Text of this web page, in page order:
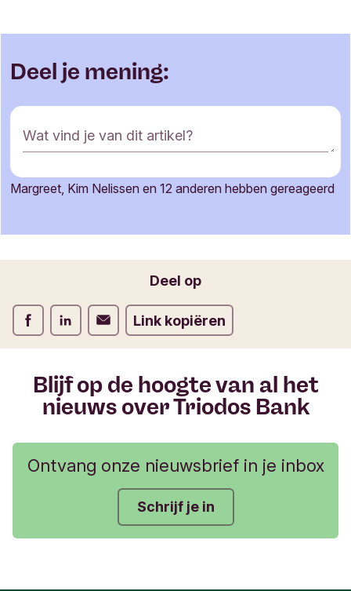
Deel je mening:
R
e
c
e
m
u
l
Wat vind je van dit artikel?
Margreet, Kim Nelissen en 12 anderen hebben gereageerd
Deel op
Deel op Facebook
Deel op LinkedInDeel op Verstuur per email
Link kopiëren
Blijf op de hoogte van al het
nieuws over Triodos Bank
Ontvang onze nieuwsbrief in je inbox
Schrijf je in